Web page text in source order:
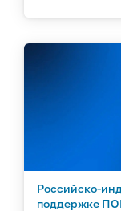
Российско-
поддержке